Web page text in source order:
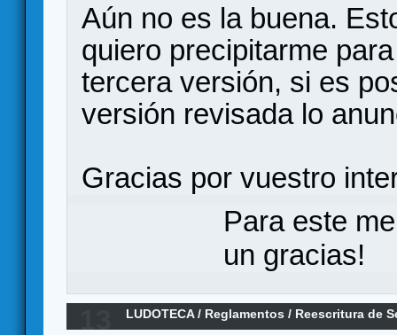
Aún no es la buena.
quiero precipitarme
tercera versión, si es
versión revisada lo
Gracias por vuestro
Para este
un gracias!
LUDOTECA/ Reglamentos / Reescritura de